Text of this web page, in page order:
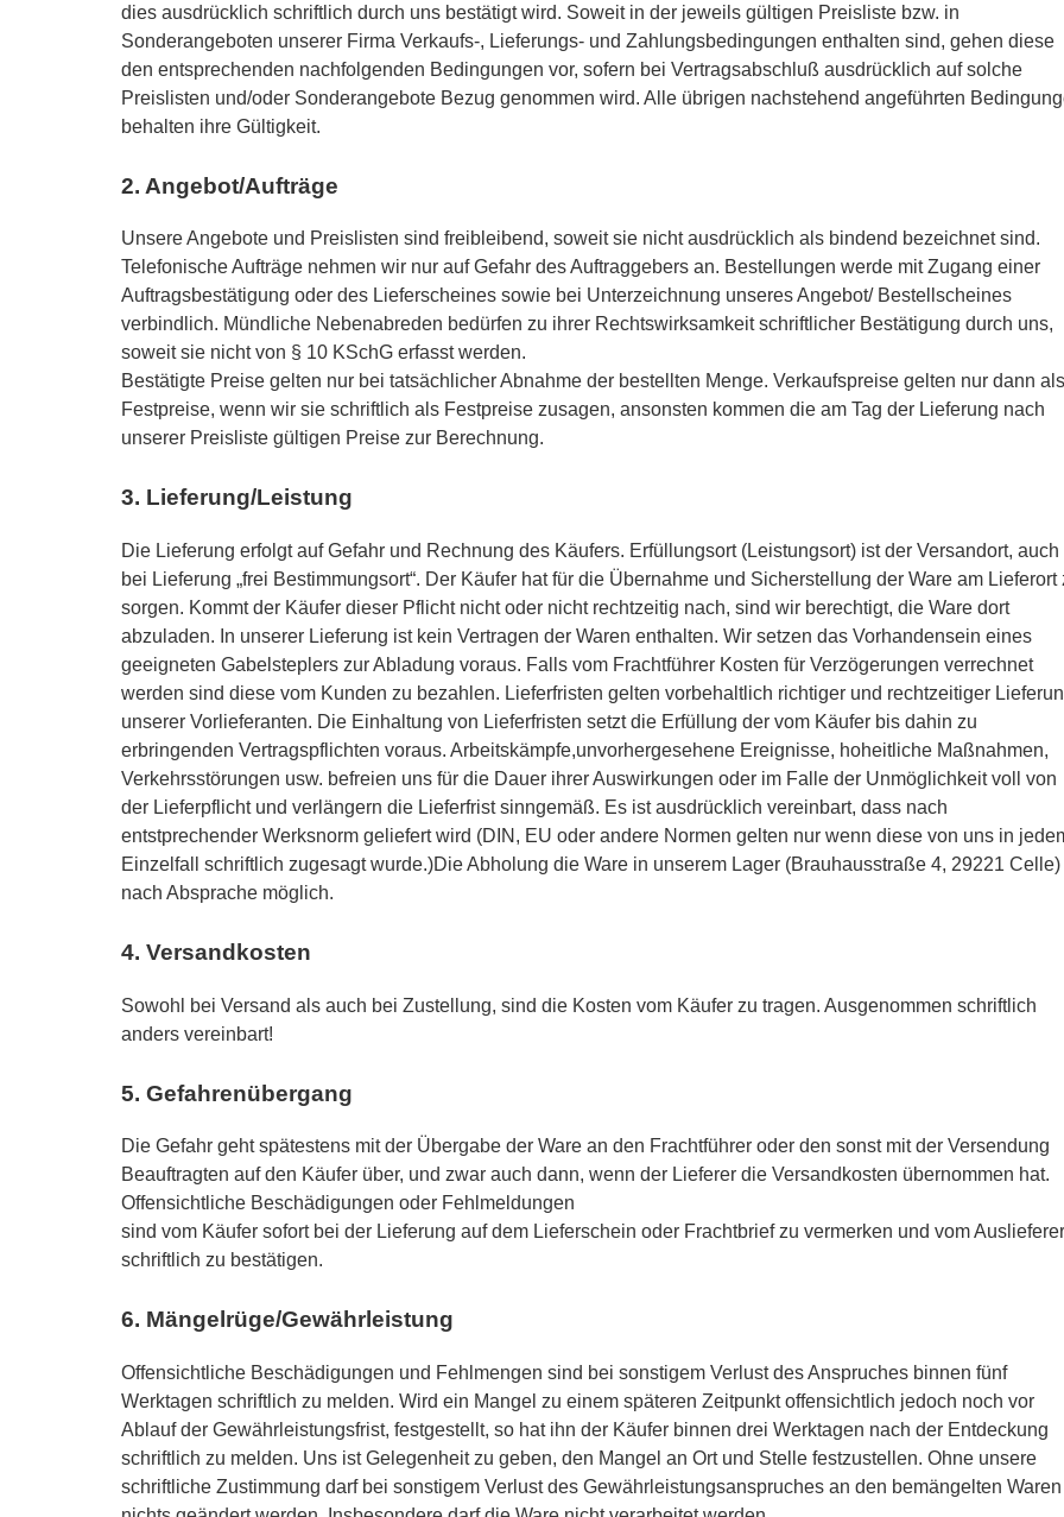
dies ausdrücklich schriftlich durch uns bestätigt wird. Soweit in der jeweils gültigen Preisliste bzw. in
Sonderangeboten unserer Firma Verkaufs-, Lieferungs- und Zahlungsbedingungen enthalten sind, gehen diese
den entsprechenden nachfolgenden Bedingungen vor, sofern bei Vertragsabschluß ausdrücklich auf solche
Preislisten und/oder Sonderangebote Bezug genommen wird. Alle übrigen nachstehend angeführten
behalten ihre Gültigkeit.
2. Angebot/Aufträge
Unsere Angebote und Preislisten sind freibleibend, soweit sie nicht ausdrücklich als bindend bezeichnet sind.
Telefonische Aufträge nehmen wir nur auf Gefahr des Auftraggebers an. Bestellungen werde mit Zugang einer
Auftragsbestätigung oder des Lieferscheines sowie bei Unterzeichnung unseres Angebot/ Bestellscheines
verbindlich. Mündliche Nebenabreden bedürfen zu ihrer Rechtswirksamkeit schriftlicher Bestätigung durch uns,
soweit sie nicht von § 10 KSchG erfasst werden.
Bestätigte Preise gelten nur bei tatsächlicher Abnahme der bestellten Menge. Verkaufspreise gelten nur dann als
Festpreise, wenn wir sie schriftlich als Festpreise zusagen, ansonsten kommen die am Tag der Lieferung nach
unserer Preisliste gültigen Preise zur Berechnung.
3. Lieferung/Leistung
Die Lieferung erfolgt auf Gefahr und Rechnung des Käufers. Erfüllungsort (Leistungsort) ist der Versandort, auch
bei Lieferung „frei Bestimmungsort“. Der Käufer hat für die Übernahme und Sicherstellung der Ware am Lieferort
sorgen. Kommt der Käufer dieser Pflicht nicht oder nicht rechtzeitig nach, sind wir berechtigt, die Ware dort
abzuladen. In unserer Lieferung ist kein Vertragen der Waren enthalten. Wir setzen das Vorhandensein eines
geeigneten Gabelsteplers zur Abladung voraus. Falls vom Frachtführer Kosten für Verzögerungen verrechnet
werden sind diese vom Kunden zu bezahlen. Lieferfristen gelten vorbehaltlich richtiger und rechtzeitiger
unserer Vorlieferanten. Die Einhaltung von Lieferfristen setzt die Erfüllung der vom Käufer bis dahin zu
erbringenden Vertragspflichten voraus. Arbeitskämpfe,unvorhergesehene Ereignisse, hoheitliche Maßnahmen,
Verkehrsstörungen usw. befreien uns für die Dauer ihrer Auswirkungen oder im Falle der Unmöglichkeit voll von
der Lieferpflicht und verlängern die Lieferfrist sinngemäß. Es ist ausdrücklich vereinbart, dass nach
entstprechender Werksnorm geliefert wird (DIN, EU oder andere Normen gelten nur wenn diese von uns in
Einzelfall schriftlich zugesagt wurde.)Die Abholung die Ware in unserem Lager (Brauhausstraße 4, 29221 Celle)
nach Absprache möglich.
4. Versandkosten
Sowohl bei Versand als auch bei Zustellung, sind die Kosten vom Käufer zu tragen. Ausgenommen schriftlich
anders vereinbart!
5. Gefahrenübergang
Die Gefahr geht spätestens mit der Übergabe der Ware an den Frachtführer oder den sonst mit der Versendung
Beauftragten auf den Käufer über, und zwar auch dann, wenn der Lieferer die Versandkosten übernommen hat.
Offensichtliche Beschädigungen oder Fehlmeldungen
sind vom Käufer sofort bei der Lieferung auf dem Lieferschein oder Frachtbrief zu vermerken und vom Auslieferer
schriftlich zu bestätigen.
6. Mängelrüge/Gewährleistung
Offensichtliche Beschädigungen und Fehlmengen sind bei sonstigem Verlust des Anspruches binnen fünf
Werktagen schriftlich zu melden. Wird ein Mangel zu einem späteren Zeitpunkt offensichtlich jedoch noch vor
Ablauf der Gewährleistungsfrist, festgestellt, so hat ihn der Käufer binnen drei Werktagen nach der Entdeckung
schriftlich zu melden. Uns ist Gelegenheit zu geben, den Mangel an Ort und Stelle festzustellen. Ohne unsere
schriftliche Zustimmung darf bei sonstigem Verlust des Gewährleistungsanspruches an den bemängelten Waren